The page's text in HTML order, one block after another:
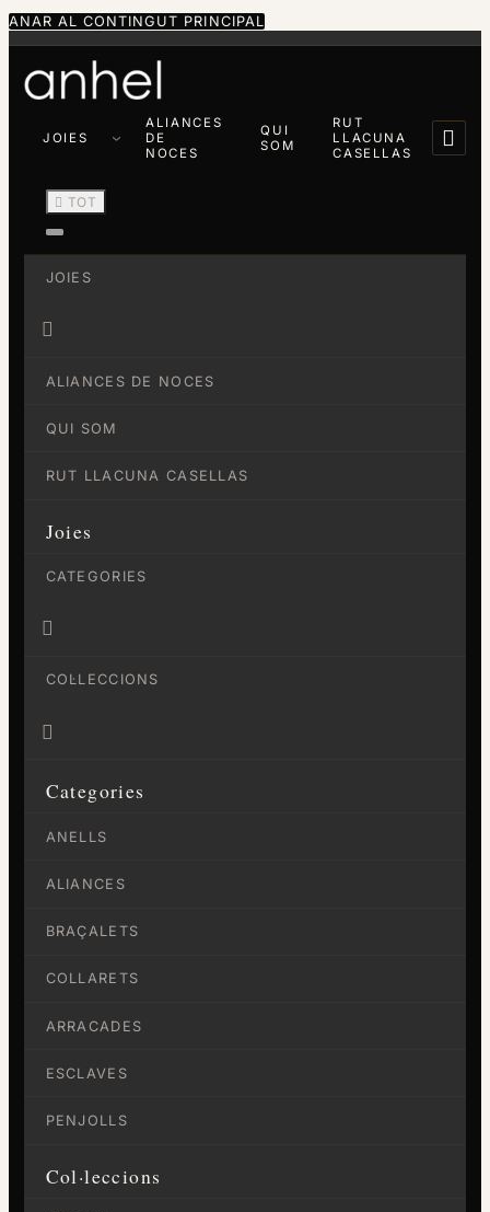
ANAR AL CONTINGUT PRINCIPAL
JOIES
ALIANCES
DE
NOCES
QUI
SOM
RUT
LLACUNA
CASELLAS

 TOT
JOIES

ALIANCES DE NOCES
QUI SOM
RUT LLACUNA CASELLAS
Joies
CATEGORIES

COL·LECCIONS

Categories
ANELLS
ALIANCES
BRAÇALETS
COLLARETS
ARRACADES
ESCLAVES
PENJOLLS
Col·leccions